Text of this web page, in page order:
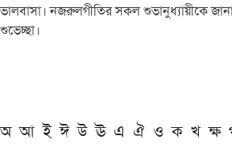
ভালবাসা। নজরুলগীতির সকল শুভানুধ্যায়ীকে
শুভেচ্ছা।
অ আ ই ঈ উ ঊ এ ঐ ও ক খ ক্ষ